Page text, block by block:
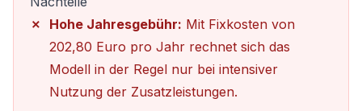
Hohe Jahresgebühr: Mit Fixkosten von
202,80 Euro pro Jahr rechnet sich das
Modell in der Regel nur bei intensiver
Nutzung der Zusatzleistungen.